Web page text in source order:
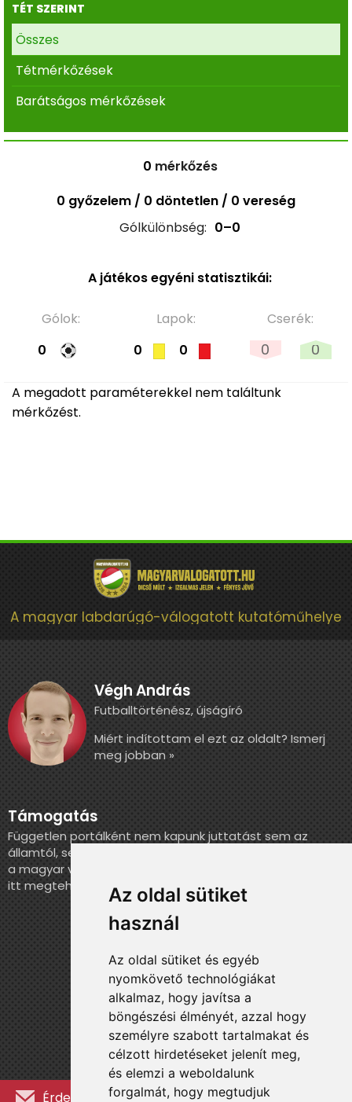
Az oldal sütiket
használ
Az oldal sütiket és egyéb
nyomkövető technológiákat
alkalmaz, hogy javítsa a
böngészési élményét, azzal hogy
személyre szabott tartalmakat és
célzott hirdetéseket jelenít meg,
és elemzi a weboldalunk
forgalmát, hogy megtudjuk
TÉT SZERINT
Összes
Tétmérkőzések
Barátságos mérkőzések
0 mérkőzés
0 győzelem / 0 döntetlen / 0 vereség
Gólkülönbség: 0–0
A játékos egyéni statisztikái:
Gólok:
0
Lapok:
0
0
Cserék:
0 0
A megadott paraméterekkel nem találtunk
mérkőzést.
A magyar labdarúgó-válogatott kutatóműhelye
Végh András
Futballtörténész, újságíró
Miért indítottam el ezt az oldalt? Ismerj
meg jobban »
Támogatás
Független portálként nem kapunk juttatást sem az
államtól, sem más szervezettől. Ha szeretnél segíteni
a magyar válogatott történelmének feldolgozásában,
itt megteheted.
Érdekességekért, kulisszatitkokért és